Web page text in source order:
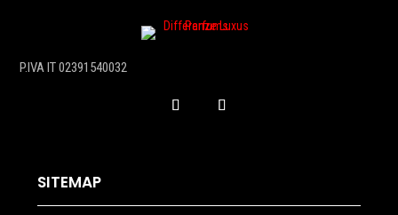
P.IVA IT 02391540032
SITEMAP